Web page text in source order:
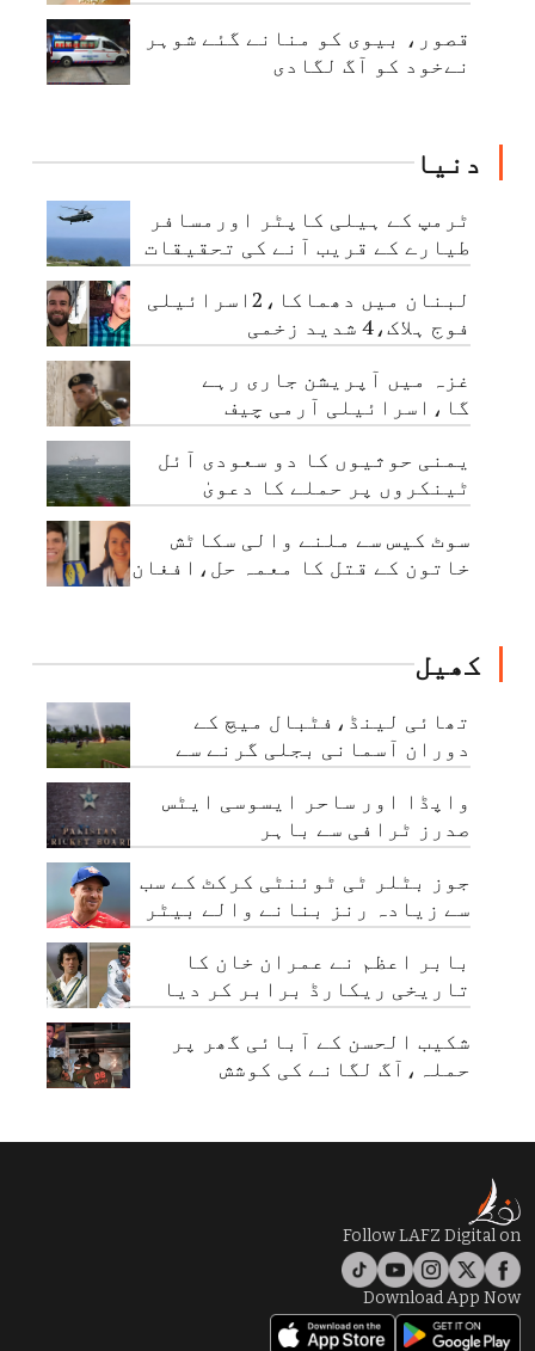
قصور، بیوی کو منانے گئے شوہر
نےخود کو آگ لگادی
دنیا
ٹرمپ کے ہیلی کاپٹر اورمسافر
طیارے کے قریب آنے کی تحقیقات
شروع
لبنان میں دھماکا،2اسرائیلی
فوج ہلاک،4 شدید زخمی
غزہ میں آپریشن جاری رہے
گا،اسرائیلی آرمی چیف
یمنی حوثیوں کا دو سعودی آئل
ٹینکروں پر حملے کا دعویٰ
سوٹ کیس سے ملنے والی سکاٹش
خاتون کے قتل کا معمہ حل،افغان
کھیل
تھائی لینڈ،فٹبال میچ کے
دوران آسمانی بجلی گرنے سے
کھلاڑی جاں بحق، 12 زخمی
واپڈا اور ساحر ایسوسی ایٹس
صدرز ٹرافی سے باہر
جوز بٹلر ٹی ٹوئنٹی کرکٹ کے سب
سے زیادہ رنز بنانے والے بیٹر
بن گئے
بابر اعظم نے عمران خان کا
تاریخی ریکارڈ برابر کر دیا
شکیب الحسن کے آبائی گھر پر
حملہ،آگ لگانے کی کوشش
Follow LAFZ Digital on
Download App Now